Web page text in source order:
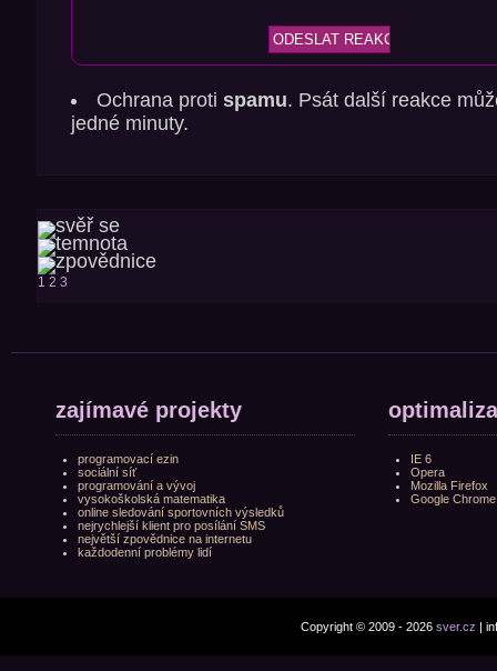
Ochrana protispamu. Psát další reakce
jedné minuty.
1 2 3
zajímavé projekty
programovací ezin
sociální síť
programování a vývoj
vysokoškolská matematika
online sledování sportovních výsledků
nejrychlejší klient pro posílání SMS
největší zpovědnice na internetu
každodenní problémy lidí
IE 6
Opera
Mozilla Firefox
Google Chrome
Copyright © 2009 - 2026 sver.cz |